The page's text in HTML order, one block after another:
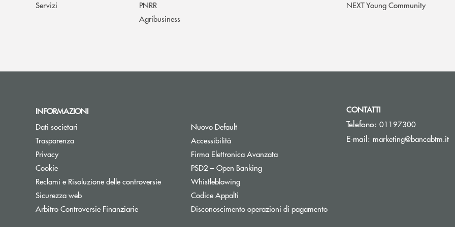
Servizi
PNRR
Agribusiness
NEXT Young Community
INFORMAZIONI
Dati societari
Trasparenza
Privacy
Cookie
Reclami e Risoluzione delle controversie
Sicurezza web
Arbitro Controversie FinanziarieApre una nuova finestra
Nuovo DefaultApre una nuova finestra
Accessibilità
Firma Elettronica AvanzataApre una nuova finestra
PSD2 – Open BankingApre una nuova finestra
WhistleblowingApre una nuova finestra
Codice Appalti
Disconoscimento operazioni di pagamento
CONTATTI
Telefono: 01197300
E-mail: marketing@bancabtm.it